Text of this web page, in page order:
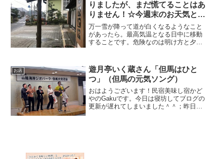
りましたが、まだ慌てることはあ
りません！☆今週末のお天気と雪
道情報
万一雪が降って道が白くなるようなこと
があったら。最高気温となる日中に移動
することです。危険なのは明け方と夕方
はお昼になると溶けてしまっていること
が多いです。つまり、車を運転する場所
と時間を間違えなければ比較的安全に運
転できます。
お店
遊月亭いく蔵さん「但馬はひと
つ」（但馬の元気ソング）
おはようございます！民宿美味し宿かど
やのGakuです。今日は寝坊してブログの
更新が遅れてしまいました＾＾；昨日